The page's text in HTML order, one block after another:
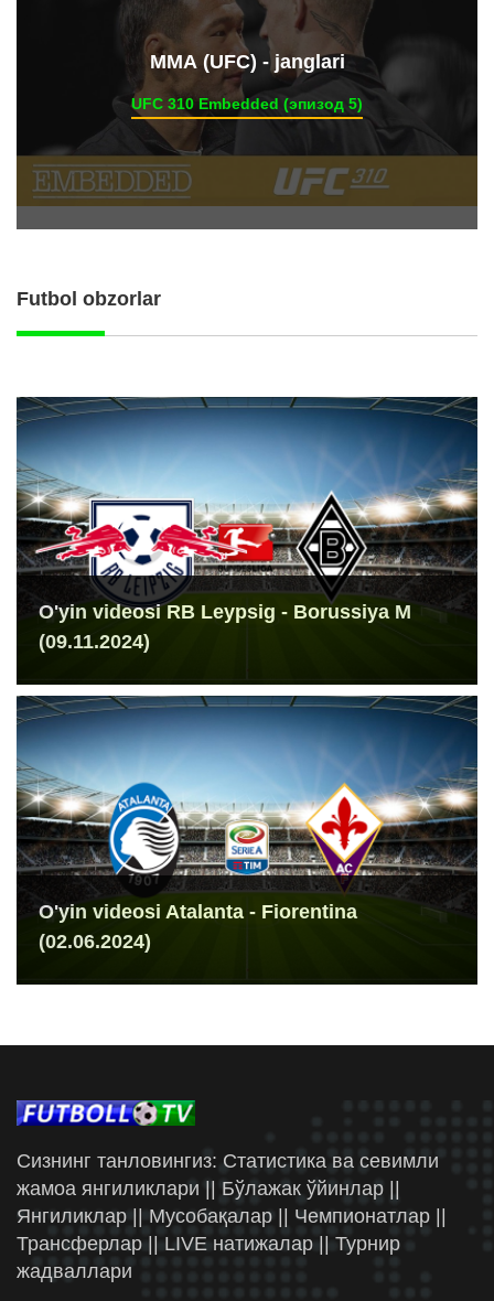
ММА (UFC) - janglari
UFC 310 Embedded (эпизод 5)
Futbol obzorlar
O'yin videosi RB Leypsig - Borussiya M
(09.11.2024)
O'yin videosi Atalanta - Fiorentina
(02.06.2024)
Сизнинг танловингиз: Статистика ва севимли
жамоа янгиликлари || Бўлажак ўйинлар ||
Янгиликлар || Мусобақалар || Чемпионатлар ||
Трансферлар || LIVE натижалар || Турнир
жадваллари